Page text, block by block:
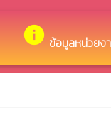
info ข้อมูลหน่วยง
ยินดีต้อนรับสู่เว็บไ